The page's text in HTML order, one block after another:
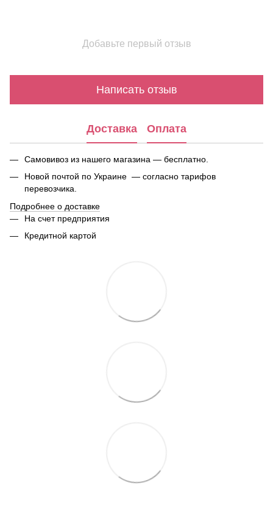
Добавьте первый отзыв
Написать отзыв
Доставка Оплата
Самовивоз из нашего магазина — бесплатно.
Новой почтой по Украине — согласно тарифов
перевозчика.
Подробнее о доставке
На счет предприятия
Кредитной картой